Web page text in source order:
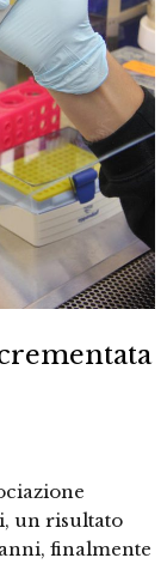
un risultato
finalmente